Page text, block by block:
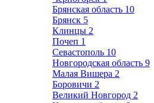
Брянская область 10
Брянск 5
Клинцы 2
Почеп 1
Севастополь 10
Новгородская область 9
Малая Вишера 2
Боровичи 2
Великий Новгород 2